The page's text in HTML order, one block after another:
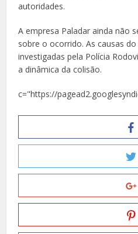
autoridades.
A empresa Paladar ainda não
sobre o ocorrido. As causas
investigadas pela Polícia
a dinâmica da colisão.
c="https://